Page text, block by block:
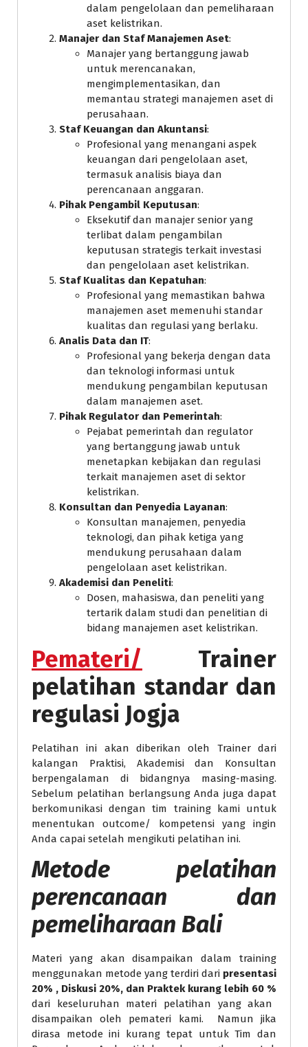
dalam pengelolaan dan pemeliharaan
aset kelistrikan.
Manajer dan Staf Manajemen Aset:
Manajer yang bertanggung jawab
untuk merencanakan,
mengimplementasikan, dan
memantau strategi manajemen aset di
perusahaan.
Staf Keuangan dan Akuntansi:
Profesional yang menangani aspek
keuangan dari pengelolaan aset,
termasuk analisis biaya dan
perencanaan anggaran.
Pihak Pengambil Keputusan:
Eksekutif dan manajer senior yang
terlibat dalam pengambilan
keputusan strategis terkait investasi
dan pengelolaan aset kelistrikan.
Staf Kualitas dan Kepatuhan:
Profesional yang memastikan bahwa
manajemen aset memenuhi standar
kualitas dan regulasi yang berlaku.
Analis Data dan IT:
Profesional yang bekerja dengan data
dan teknologi informasi untuk
mendukung pengambilan keputusan
dalam manajemen aset.
Pihak Regulator dan Pemerintah:
Pejabat pemerintah dan regulator
yang bertanggung jawab untuk
menetapkan kebijakan dan regulasi
terkait manajemen aset di sektor
kelistrikan.
Konsultan dan Penyedia Layanan:
Konsultan manajemen, penyedia
teknologi, dan pihak ketiga yang
mendukung perusahaan dalam
pengelolaan aset kelistrikan.
Akademisi dan Peneliti:
Dosen, mahasiswa, dan peneliti yang
tertarik dalam studi dan penelitian di
bidang manajemen aset kelistrikan.
Pemateri/ Trainer
pelatihan standar dan
regulasi Jogja
Pelatihan ini akan diberikan oleh Trainer dari
kalangan Praktisi, Akademisi dan Konsultan
berpengalaman di bidangnya masing-masing.
Sebelum pelatihan berlangsung Anda juga dapat
berkomunikasi dengan tim training kami untuk
menentukan outcome/ kompetensi yang ingin
Anda capai setelah mengikuti pelatihan ini.
Metode pelatihan
perencanaan dan
pemeliharaan Bali
Materi yang akan disampaikan dalam training
menggunakan metode yang terdiri dari presentasi
20% , Diskusi 20%, dan Praktek kurang lebih 60 %
dari keseluruhan materi pelatihan yang akan
disampaikan oleh pemateri kami. Namun jika
dirasa metode ini kurang tepat untuk Tim dan